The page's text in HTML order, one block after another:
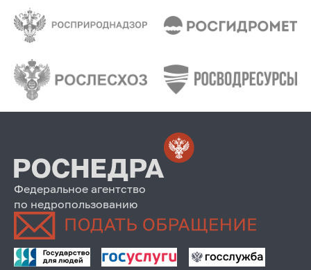
Федеральное агентство
по недропользованию